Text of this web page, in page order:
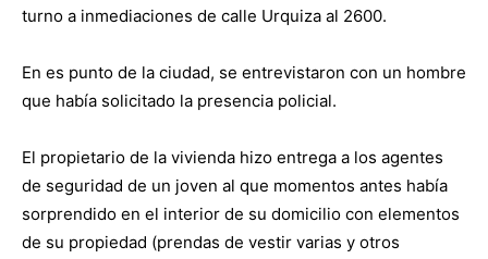
turno a inmediaciones de calle Urquiza al 2600.
En es punto de la ciudad, se entrevistaron con un hombre
que había solicitado la presencia policial.
El propietario de la vivienda hizo entrega a los agentes
de seguridad de un joven al que momentos antes había
sorprendido en el interior de su domicilio con elementos
de su propiedad (prendas de vestir varias y otros